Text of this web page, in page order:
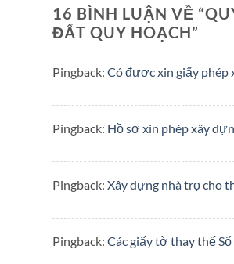
16 BÌNH LUẬN VỀ “
ĐẤT QUY HOẠCH”
Pingback: Có được xin giấy phép
Pingback: Hồ sơ xin phép xây
Pingback: Xây dựng nhà trọ cho
Pingback: Các giấy tờ thay thế